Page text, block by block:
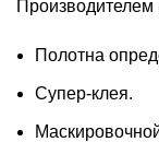
Производителем
Полотна
Супер-клея.